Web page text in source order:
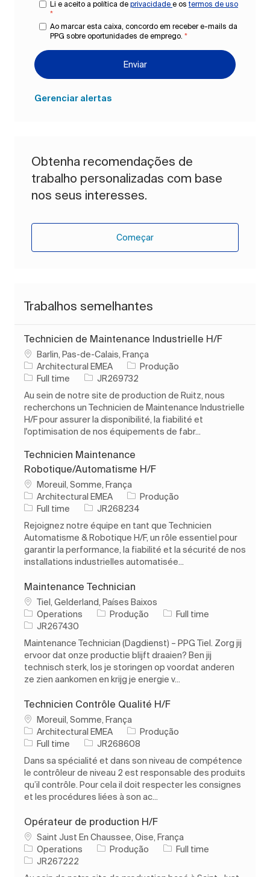
Li e aceito a política de privacidade e ostermos de uso
*
Ao marcar esta caixa, concordo em receber e-mails da
PPG sobre oportunidades de emprego. *
Enviar
Gerenciar alertas
Obtenha recomendações de
trabalho personalizadas com base
nos seus interesses.
Começar
Trabalhos semelhantes
Technicien de Maintenance Industrielle H/F
Localização
Barlin, Pas-de-Calais, França
Architectural EMEA
Categoria
Produção
Tipo de Trabalho
Full time ID do trabalho
JR269732
Au sein de notre site de production de Ruitz, nous
recherchons un Technicien de Maintenance Industrielle
H/F pour assurer la disponibilité, la fiabilité et
l'optimisation de nos équipements de fabr...
Technicien Maintenance
Robotique/Automatisme H/F
Localização
Moreuil, Somme, França
Architectural EMEA
Categoria
Produção
Tipo de Trabalho
Full time ID do trabalho
JR268234
Rejoignez notre équipe en tant que Technicien
Automatisme & Robotique H/F, un rôle essentiel pour
garantir la performance, la fiabilité et la sécurité de nos
installations industrielles automatisée...
Maintenance Technician
Localização
Tiel, Gelderland, Países Baixos
Operations
Categoria
Produção Tipo de Trabalho
Full time
ID do trabalho
JR267430
Maintenance Technician (Dagdienst) – PPG Tiel. Zorg jij
ervoor dat onze productie blijft draaien? Ben jij
technisch sterk, los je storingen op voordat anderen
ze zien aankomen en krijg je energie v...
Technicien Contrôle Qualité H/F
Localização
Moreuil, Somme, França
Architectural EMEA
Categoria
Produção
Tipo de Trabalho
Full time ID do trabalho
JR268608
Dans sa spécialité et dans son niveau de compétence
le contrôleur de niveau 2 est responsable des produits
qu’il contrôle. Pour cela il doit respecter les consignes
et les procédures liées à son ac...
Opérateur de production H/F
Localização
Saint Just En Chaussee, Oise, França
Operations
Categoria
Produção Tipo de Trabalho
Full time
ID do trabalho
JR267222